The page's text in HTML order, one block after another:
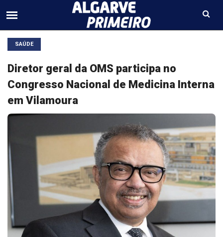
SAÚDE
Diretor geral da OMS participa no
Congresso Nacional de Medicina Interna
em Vilamoura